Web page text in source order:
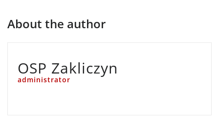
About the author
OSP Zakliczyn
administrator